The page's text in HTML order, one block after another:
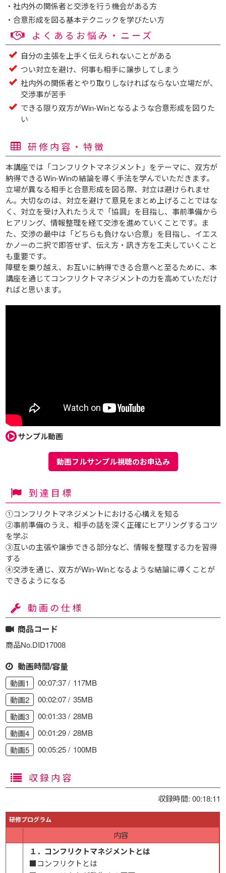
・社内外の関係者と交渉を行う機会がある方
・合意形成を図る基本テクニックを学びたい方
よくあるお悩み・ニーズ
自分の主張を上手く伝えられないことがある
つい対立を避け、何事も相手に譲歩してしまう
社内外の関係者とやり取りしなければならない立場だが、
交渉事が苦手
できる限り双方がWin-Winとなるような合意形成を図りた
い
研修内容・特徴
サンプル動画
動画フルサンプル視聴のお申込み
本講座では「コンフリクトマネジメント」をテーマに、双方が
納得できるWin-Winの結論を導く手法を学んでいただきます。
立場が異なる相手と合意形成を図る際、対立は避けられませ
ん。大切なのは、対立を避けて意見をまとめ上げることではな
く、対立を受け入れたうえで「協調」を目指し、事前準備から
ヒアリング、情報整理を経て交渉を進めていくことです。ま
た、交渉の最中は「どちらも負けない合意」を目指し、イエス
かノーの二択で即答せず、伝え方・訊き方を工夫していくこと
も重要です。
障壁を乗り越え、お互いに納得できる合意へと至るために、本
講座を通じてコンフリクトマネジメントの力を高めていただけ
ればと思います。
到達目標
①コンフリクトマネジメントにおける心構えを知る
②事前準備のうえ、相手の話を深く正確にヒアリングするコツ
を学ぶ
③互いの主張や譲歩できる部分など、情報を整理する力を習得
する
④交渉を通じ、双方がWin-Winとなるような結論に導くことが
できるようになる
動画の仕様
商品コード
商品No.DID17008
動画時間/容量
動画1 00:07:37
117MB
動画2
00:02:07
35MB
動画3
00:01:33
28MB
動画4
00:01:29
28MB
動画5
00:05:25 100MB
収録内容
収録時間: 00:18:11
研修プログラム
内容
１．コンフリクトマネジメントとは
■コンフリクトとは